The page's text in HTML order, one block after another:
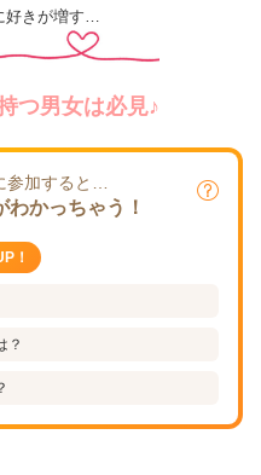
好きが増す…
つ男女は必見♪
参加すると…
かっちゃう！
！
？